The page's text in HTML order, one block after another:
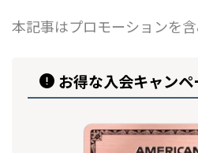
本記事はプロモーションを含
お得な入会キャンペ